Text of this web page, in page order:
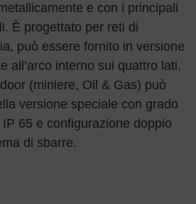
e con i principali
È progettato per reti di
può essere fornito in versione
all’arco interno sui quattro lati.
(miniere, Oil & Gas) può
versione speciale con grado
65 e configurazione doppio
di sbarre.